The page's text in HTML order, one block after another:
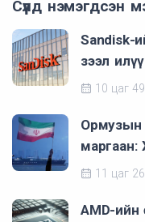
Сүүлд нэмэгдсэн
Sandisk-
зээл
10 цаг
Ормузын
маргаан:
11 цаг
AMD-ийн